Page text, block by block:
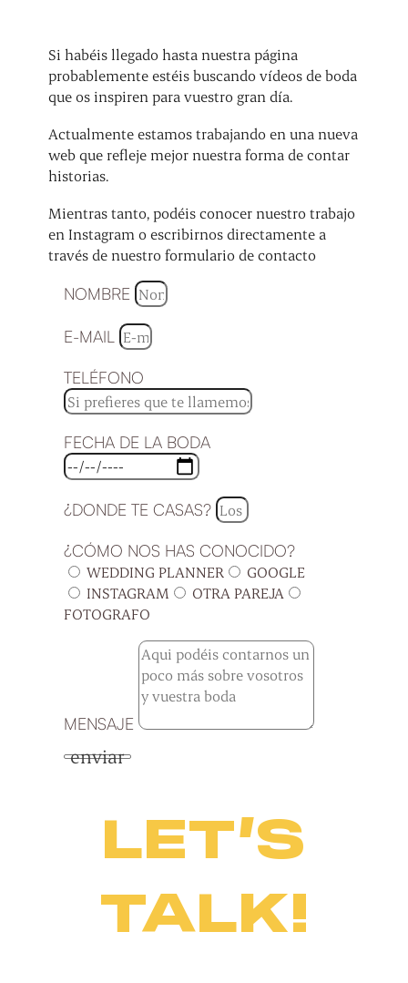
Si habéis llegado hasta nuestra página
probablemente estéis buscando vídeos de boda
que os inspiren para vuestro gran día.
Actualmente estamos trabajando en una nueva
web que refleje mejor nuestra forma de contar
historias.
Mientras tanto, podéis conocer nuestro trabajo
en Instagram o escribirnos directamente a
través de nuestro formulario de contacto
NOMBRE
E-MAIL
TELÉFONO
FECHA DE LA BODA
¿DONDE TE CASAS?
¿CÓMO NOS HAS CONOCIDO?
WEDDING PLANNER
GOOGLE
INSTAGRAM
OTRA PAREJA
FOTOGRAFO
MENSAJE
enviar
LET’S
TALK!